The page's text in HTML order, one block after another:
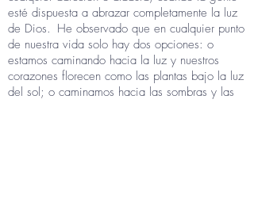
esté dispuesta a abrazar completamente la luz
de Dios. He observado que en cualquier punto
de nuestra vida solo hay dos opciones: o
estamos caminando hacia la luz y nuestros
corazones florecen como las plantas bajo la luz
del sol; o caminamos hacia las sombras y las